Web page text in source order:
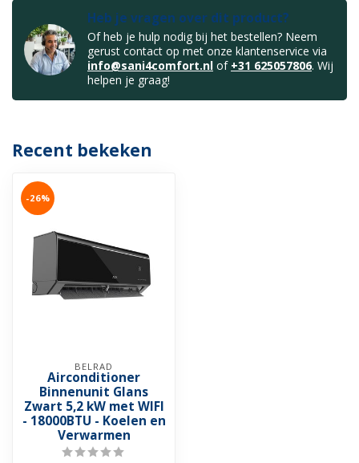
Heb je vragen over dit product?
Of heb je hulp nodig bij het bestellen? Neem
gerust contact op met onze klantenservice via
info@sani4comfort.nl of +31 625057806. Wij
helpen je graag!
Recent bekeken
-26%
BELRAD
Airconditioner
Binnenunit Glans
Zwart 5,2 kW met WIFI
- 18000BTU - Koelen en
Verwarmen